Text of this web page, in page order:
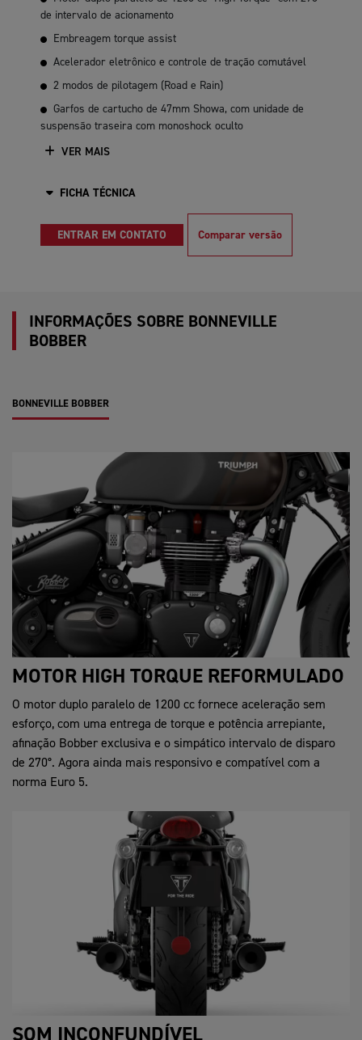
de intervalo de acionamento
Embreagem torque assist
Acelerador eletrônico e controle de tração comutável
2 modos de pilotagem (Road e Rain)
Garfos de cartucho de 47mm Showa, com unidade de
suspensão traseira com monoshock oculto
VER MAIS
FICHA TÉCNICA
ENTRAR EM CONTATO Comparar versão
INFORMAÇÕES SOBRE BONNEVILLE
BOBBER
BONNEVILLE BOBBER
MOTOR HIGH TORQUE REFORMULADO
O motor duplo paralelo de 1200 cc fornece aceleração sem
esforço, com uma entrega de torque e potência arrepiante,
afinação Bobber exclusiva e o simpático intervalo de disparo
de 270°. Agora ainda mais responsivo e compatível com a
norma Euro 5.
SOM INCONFUNDÍVEL